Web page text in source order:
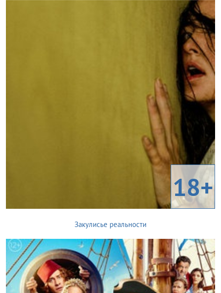
18+
Закулисье реальности